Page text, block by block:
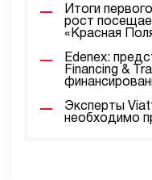
Итоги
рост
«Красная
Edenex:
Financing &
Эксперты
необходимо